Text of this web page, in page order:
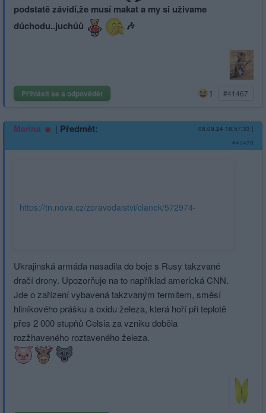
podstatě závidí,že musí makat a my si uživame
důchodu..juchůů
🎶
Přihlásit se a odpovědět 1 #41467
Marina | Předmět: 08.09.24 18:57:33 |
#41470
https://tn.nova.cz/zpravodajstvi/clanek/572974-
3pv7y9PH29Pr0-vX37fby8b-g_oXx-
oL7h_qAgPCH8_H2hvf2gfv1-
z-
202409081649&dop_id=32453751
Ukrajinská armáda nasadila do boje s Rusy takzvané
dračí drony. Upozorňuje na to například americká CNN.
Jde o zařízení vybavená takzvaným termitem, směsí
hliníkového prášku a oxidu železa, která hoří při teplotě
přes 2 000 stupňů Celsia za vzniku doběla
rozžhaveného roztaveného železa.